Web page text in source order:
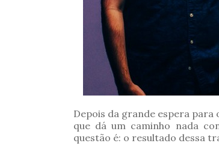
Depois da grande espera para
que dá um caminho nada
questão é: o resultado dessa